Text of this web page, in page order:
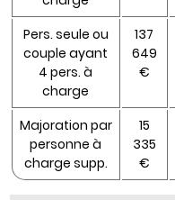
Pers. seule ou
couple ayant
4 pers. à
charge
137
649
€
Majoration par
personne à
charge supp.
15
335
€